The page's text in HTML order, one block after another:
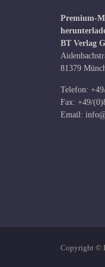
Premium-
BT Verlag
81379
Telefon:
Fax: +49/
Email:
Copyright ©